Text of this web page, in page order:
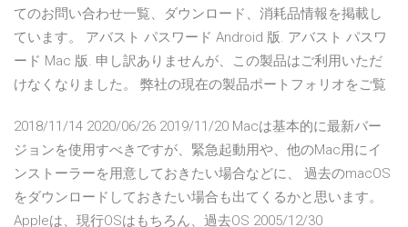
てのお問い合わせ一覧、ダウンロード、消耗品情報を掲載し
ています。 アバスト パスワード Android 版. アバスト パスワ
ード Mac 版. 申し訳ありませんが、この製品はご利用いただ
けなくなりました。 弊社の現在の製品ポートフォリオをご覧
2018/11/14 2020/06/26 2019/11/20 Macは基本的に最新バー
ジョンを使用すべきですが、緊急起動用や、他のMac用にイ
ンストーラーを用意しておきたい場合などに、 過去のmacOS
をダウンロードしておきたい場合も出てくるかと思います。
Appleは、現行OSはもちろん、過去OS 2005/12/30